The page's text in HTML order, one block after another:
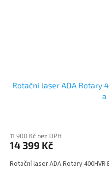
Rotační laser ADA Rotary
a
produktu
je
z
5
11 900 Kč bez DPH
14 399 Kč
Rotační laser ADA Rotary